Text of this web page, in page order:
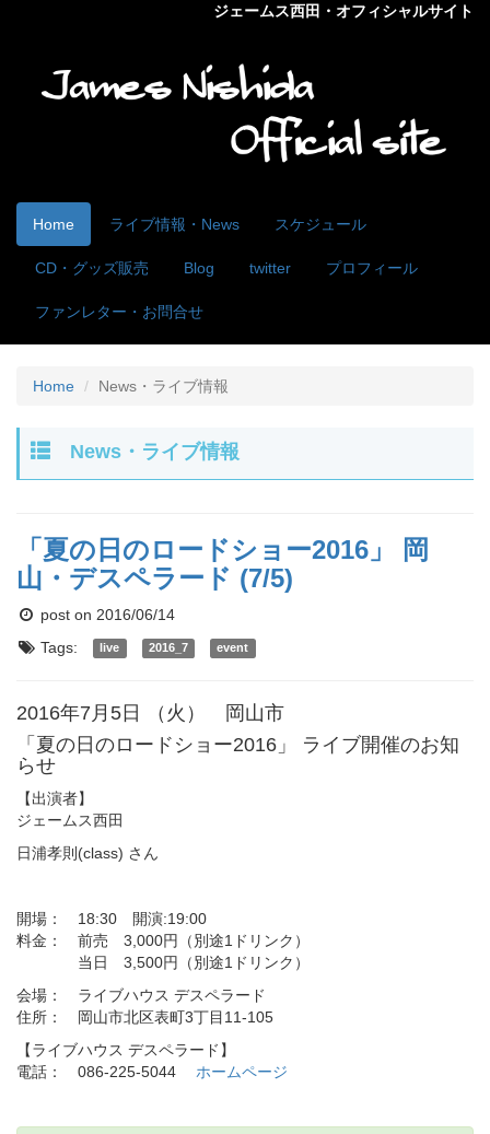
ジェームス西田・オフィシャルサイト
Home ライブ情報・News スケジュール
CD・グッズ販売 Blog twitter プロフィール
ファンレター・お問合せ
Home News・ライブ情報
News・ライブ情報
「夏の日のロードショー2016」 岡
山・デスペラード (7/5)
post on 2016/06/14
Tags:
live 2016_7 event
2016年7月5日 （火） 岡山市
「夏の日のロードショー2016」 ライブ開催のお知
らせ
【出演者】
ジェームス西田
日浦孝則(class) さん
開場： 18:30 開演:19:00
料金： 前売 3,000円（別途1ドリンク）
当日 3,500円（別途1ドリンク）
会場： ライブハウス デスペラード
住所： 岡山市北区表町3丁目11-105
【ライブハウス デスペラード】
電話： 086-225-5044 ホームページ